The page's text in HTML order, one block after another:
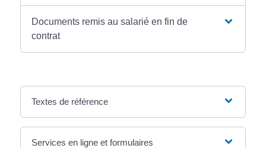
Documents remis au salarié en fin de
contrat
Textes de référence
Services en ligne et formulaires